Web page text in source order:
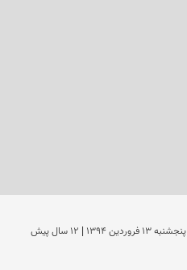
پنجشنبه 13 فروردين 1394 | 12 سال پیش